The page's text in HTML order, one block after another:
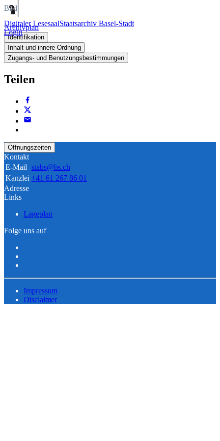
Digitaler LesesaalStaatsarchiv Basel-Stadt
Login
Bild
Archivplan
Identifikation
Inhalt und innere Ordnung
Zugangs- und Benutzungsbestimmungen
Teilen
Öffnungszeiten
Kontakt
E-Mail stabs@bs.ch
Kanzlei +41 61 267 86 01
Adresse
Links
Lageplan
Folge uns auf
Impressum
Disclaimer